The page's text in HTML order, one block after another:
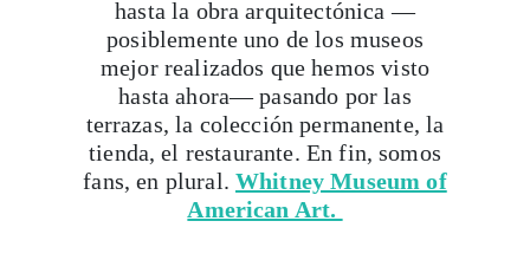
hasta la obra arquitectónica —
posiblemente uno de los museos
mejor realizados que hemos visto
hasta ahora— pasando por las
terrazas, la colección permanente, la
tienda, el restaurante. En fin, somos
fans, en plural. Whitney Museum of
American Art.